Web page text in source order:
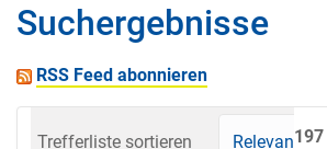
Suchergebnisse
RSS Feed abonnieren
197
Trefferliste sortieren Relevanz